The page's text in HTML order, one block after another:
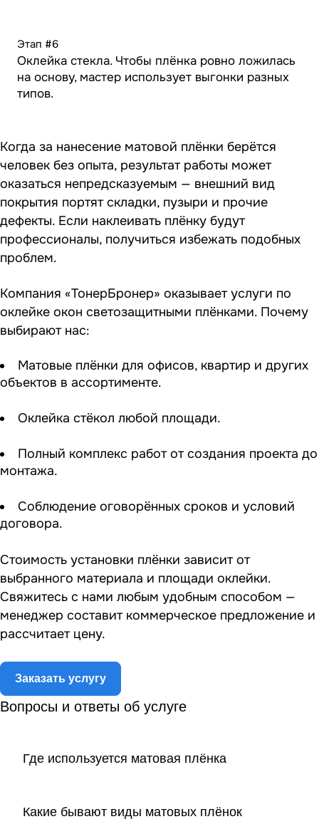
Этап #6
Оклейка стекла. Чтобы плёнка ровно ложилась
на основу, мастер использует выгонки разных
типов.
Когда за нанесение матовой плёнки берётся
человек без опыта, результат работы может
оказаться непредсказуемым — внешний вид
покрытия портят складки, пузыри и прочие
дефекты. Если наклеивать плёнку будут
профессионалы, получиться избежать подобных
проблем.
Компания «ТонерБронер» оказывает услуги по
оклейке окон светозащитными плёнками. Почему
выбирают нас:
Матовые плёнки для офисов, квартир и других
объектов в ассортименте.
Оклейка стёкол любой площади.
Полный комплекс работ от создания проекта до
монтажа.
Соблюдение оговорённых сроков и условий
договора.
Стоимость установки плёнки зависит от
выбранного материала и площади оклейки.
Свяжитесь с нами любым удобным способом —
менеджер составит коммерческое предложение и
рассчитает цену.
Заказать услугу
Вопросы и ответы об услуге
Где используется матовая плёнка
Какие бывают виды матовых плёнок